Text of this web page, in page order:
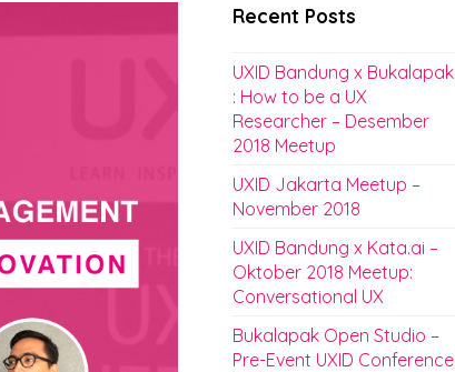
Recent Posts
UXID Bandung x Bukalapak
: How to be a UX
Researcher – Desember
2018 Meetup
UXID Jakarta Meetup –
November 2018
UXID Bandung x Kata.ai –
Oktober 2018 Meetup:
Conversational UX
Bukalapak Open Studio –
Pre-Event UXID Conference